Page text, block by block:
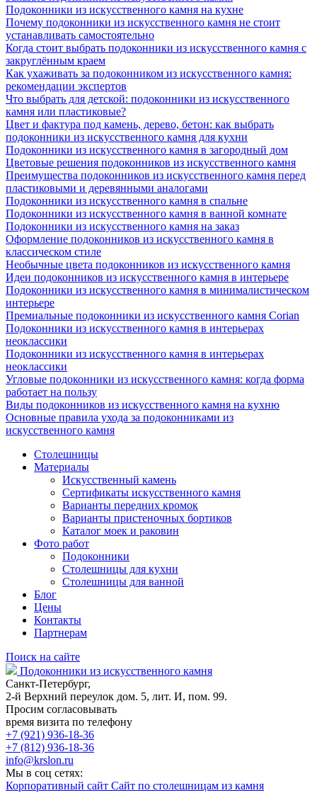
Подоконники из искусственного камня на кухне
Почему подоконники из искусственного камня не стоит
устанавливать самостоятельно
Когда стоит выбрать подоконники из искусственного камня с
закруглённым краем
Как ухаживать за подоконником из искусственного камня:
рекомендации экспертов
Что выбрать для детской: подоконники из искусственного
камня или пластиковые?
Цвет и фактура под камень, дерево, бетон: как выбрать
подоконники из искусственного камня для кухни
Подоконники из искусственного камня в загородный дом
Цветовые решения подоконников из искусственного камня
Преимущества подоконников из искусственного камня перед
пластиковыми и деревянными аналогами
Подоконники из искусственного камня в спальне
Подоконники из искусственного камня в ванной комнате
Подоконники из искусственного камня на заказ
Оформление подоконников из искусственного камня в
классическом стиле
Необычные цвета подоконников из искусственного камня
Идеи подоконников из искусственного камня в интерьере
Подоконники из искусственного камня в минималистическом
интерьере
Премиальные подоконники из искусственного камня Corian
Подоконники из искусственного камня в интерьерах
неоклассики
Подоконники из искусственного камня в интерьерах
неоклассики
Угловые подоконники из искусственного камня: когда форма
работает на пользу
Виды подоконников из искусственного камня на кухню
Основные правила ухода за подоконниками из
искусственного камня
Столешницы
Материалы
Искусственный камень
Сертификаты искусственного камня
Варианты передних кромок
Варианты пристеночных бортиков
Каталог моек и раковин
Фото работ
Подоконники
Столешницы для кухни
Столешницы для ванной
Блог
Цены
Контакты
Партнерам
Поиск на сайте
Подоконники из искусственного камня
Санкт-Петербург,
2-й Верхний переулок дом. 5, лит. И, пом. 99.
Просим согласовывать
время визита по телефону
+7 (921) 936-18-36
+7 (812) 936-18-36
info@krslon.ru
Мы в соц сетях:
Корпоративный сайт Сайт по столешницам из камня